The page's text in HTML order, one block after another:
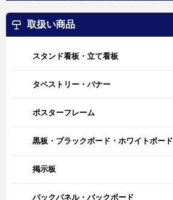
取扱い商品
スタンド看板・立て看板
タペストリー・バナー
ポスターフレーム
黒板・ブラックボード・ホワイトボード
掲示板
バックパネル・バックボード